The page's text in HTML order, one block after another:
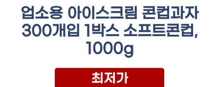
업소용 아이스크림 콘컵과자
300개입 1박스 소프트콘컵,
1000g
최저가